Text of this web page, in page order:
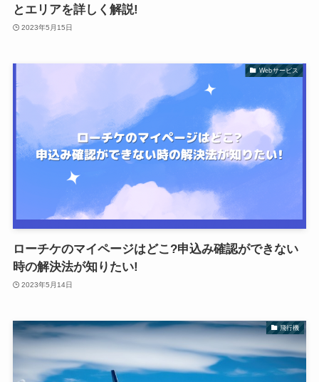
とエリアを詳しく解説!
2023年5月15日
Webサービス
ローチケのマイページはどこ?申込み確認ができない
時の解決法が知りたい!
2023年5月14日
飛行機